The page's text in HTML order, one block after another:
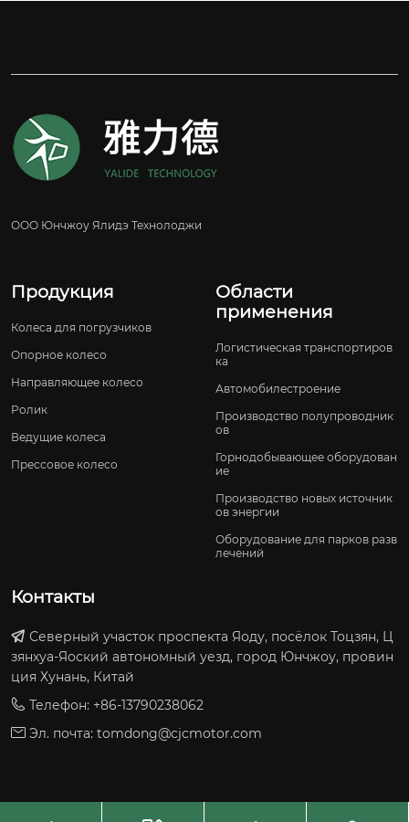
ООО Юнчжоу Ялидэ Технолоджи
Продукция
Колеса для погрузчиков
Опорное колесо
Направляющее колесо
Ролик
Ведущие колеса
Прессовое колесо
Области
применения
Логистическая транспортиров
ка
Автомобилестроение
Производство полупроводник
ов
Горнодобывающее оборудован
ие
Производство новых источник
ов энергии
Оборудование для парков разв
лечений
Контакты
Северный участок проспекта Яоду, посёлок Тоцзян, Ц
зянхуа-Яоский автономный уезд, город Юнчжоу, провин
ция Хунань, Китай
Телефон: +86-13790238062
Эл. почта: tomdong@cjcmotor.com